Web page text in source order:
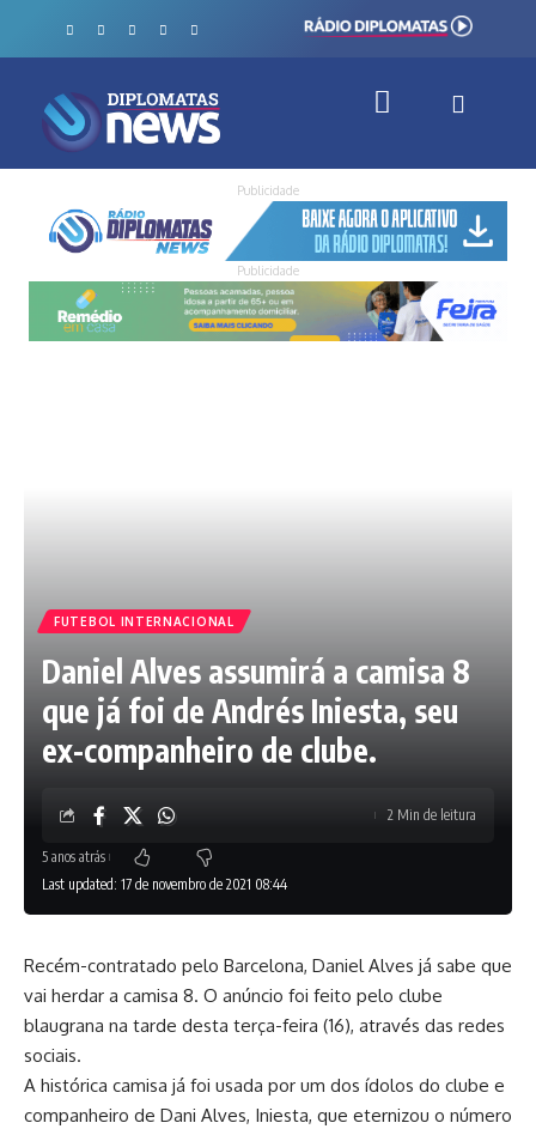
Publicidade
Publicidade
FUTEBOL INTERNACIONAL
Daniel Alves assumirá a camisa 8
que já foi de Andrés Iniesta, seu
ex-companheiro de clube.
Last updated: 17 de novembro de 2021 08:44
5 anos atrás
2 Min de leitura
Recém-contratado pelo Barcelona, Daniel Alves já sabe que
vai herdar a camisa 8. O anúncio foi feito pelo clube
blaugrana na tarde desta terça-feira (16), através das redes
sociais.
A histórica camisa já foi usada por um dos ídolos do clube e
companheiro de Dani Alves, Iniesta, que eternizou o número